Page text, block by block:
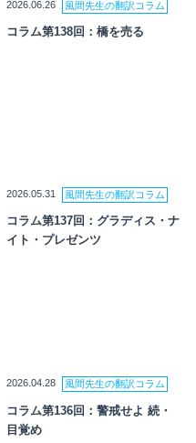
2026.06.26 風間先生の翻訳コラム
コラム第138回：橋を売る
2026.05.31 風間先生の翻訳コラム
コラム第137回：グラディス・ナ
イト・プレゼンツ
2026.04.28 風間先生の翻訳コラム
コラム第136回：警戒せよ 続・
目覚め